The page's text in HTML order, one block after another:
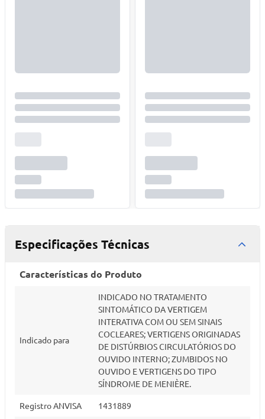
Especificações Técnicas
Características do Produto
Indicado para
INDICADO NO TRATAMENTO
SINTOMÁTICO DA VERTIGEM
INTERATIVA COM OU SEM SINAIS
COCLEARES; VERTIGENS ORIGINADAS
DE DISTÚRBIOS CIRCULATÓRIOS DO
OUVIDO INTERNO; ZUMBIDOS NO
OUVIDO E VERTIGENS DO TIPO
SÍNDROME DE MENIÈRE.
Registro ANVISA 1431889